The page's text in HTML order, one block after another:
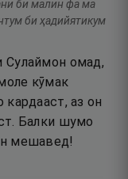
би малин фа ма
би ҳадийятикум
Сулаймон омад,
кӯмак
аз он
Балки шумо
мешавед!